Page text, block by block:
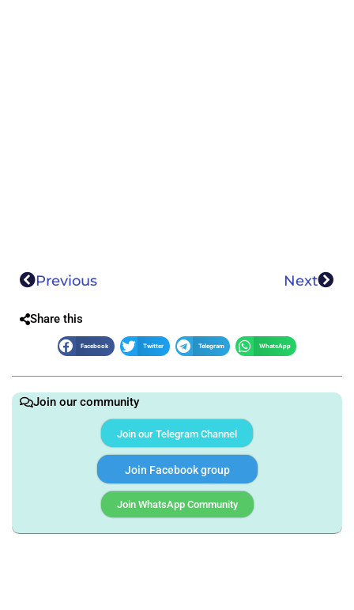
Previous Next
Share this
Facebook Twitter Telegram WhatsApp
Join our community
Join our Telegram Channel
Join Facebook group
Join WhatsApp Community